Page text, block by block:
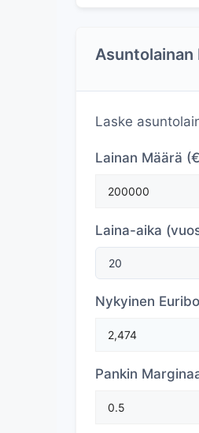
Asuntolainan
Laske
Lainan Määrä
Laina-aika
Nykyinen
Pankin